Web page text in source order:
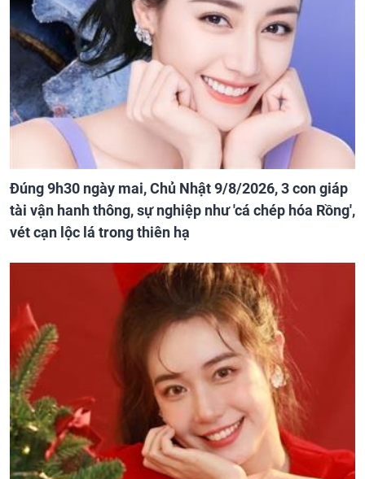
Đúng 9h30 ngày mai, Chủ Nhật 9/8/2026, 3 con giáp
tài vận hanh thông, sự nghiệp như 'cá chép hóa Rồng',
vét cạn lộc lá trong thiên hạ